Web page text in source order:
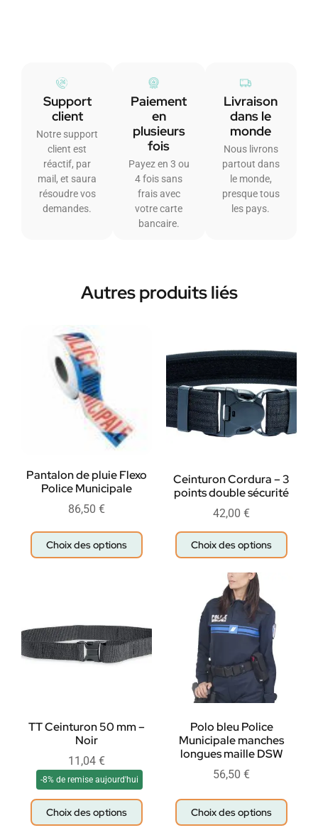
Support
client
Notre support
client est
réactif, par
mail, et saura
résoudre vos
demandes.
Paiement
en
plusieurs
fois
Payez en 3 ou
4 fois sans
frais avec
votre carte
bancaire.
Livraison
dans le
monde
Nous livrons
partout dans
le monde,
presque tous
les pays.
Autres produits liés
Pantalon de pluie Flexo
Police Municipale
86,50 €
Choix des options
Ceinturon Cordura – 3
points double sécurité
42,00 €
Choix des options
TT Ceinturon 50 mm –
Noir
11,04 €
-8% de remise aujourd'hui
Choix des options
Polo bleu Police
Municipale manches
longues maille DSW
56,50 €
Choix des options